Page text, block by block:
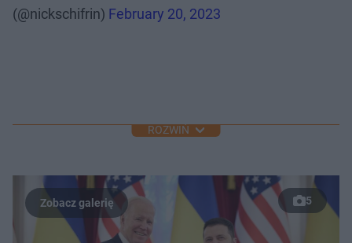
(@nickschifrin) February 20, 2023
ROZWIŃ
5